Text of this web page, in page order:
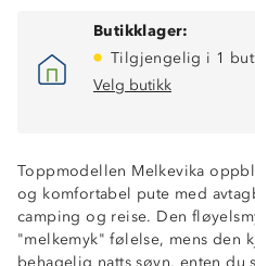
Butikklager:
Tilgjengelig i 1
Velg butikk
Toppmodellen Melkevika
og komfortabel pute med
camping og reise. Den
"melkemyk" følelse, mens den
behagelig natts søvn, enten du